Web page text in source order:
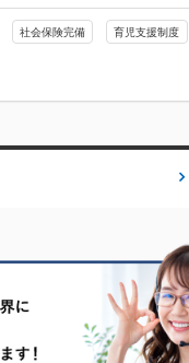
社会保険完備 育児支援制度